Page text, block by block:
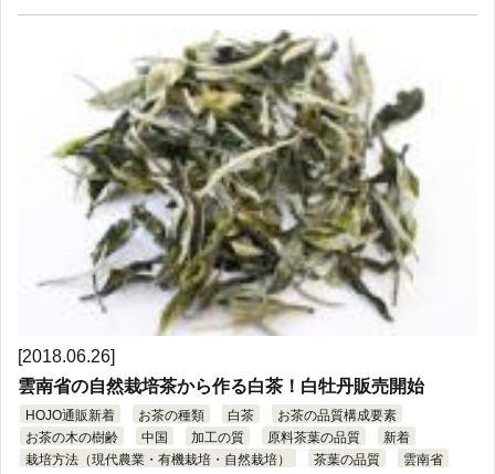
[2018.06.26]
雲南省の自然栽培茶から作る白茶！白牡丹販売開始
HOJO通販新着 お茶の種類 白茶
お茶の品質構成要素
お茶の木の樹齢
中国 加工の質 原料茶葉の品質
新着
栽培方法（現代農業・有機栽培・自然栽培）
茶葉の品質 雲南省